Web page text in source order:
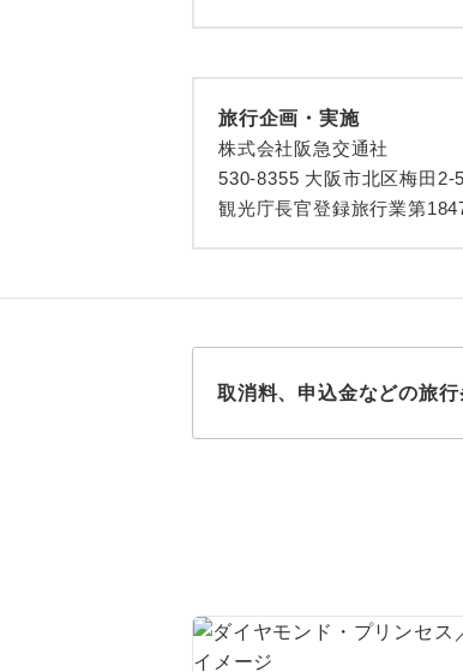
旅行企画・実施
株式会社阪急交通社
530-8355 大阪市北区梅田
観光庁長官登録旅行業第
取消料、申込金などの旅行